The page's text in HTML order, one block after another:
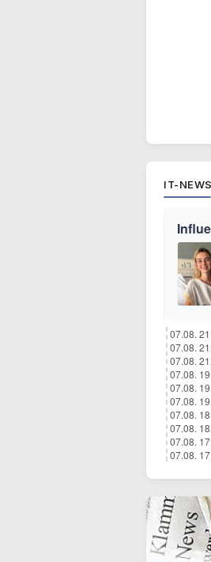
IT-NEWS
07.08.
07.08.
07.08.
07.08.
07.08.
07.08.
07.08.
07.08.
07.08.
07.08.